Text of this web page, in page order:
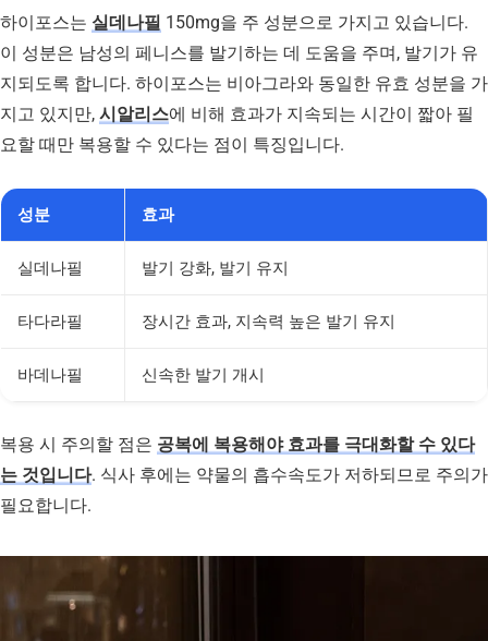
하이포스는 실데나필 150mg을 주 성분으로 가지고 있습니다.
이 성분은 남성의 페니스를 발기하는 데 도움을 주며, 발기가 유
지되도록 합니다. 하이포스는 비아그라와 동일한 유효 성분을 가
지고 있지만, 시알리스에 비해 효과가 지속되는 시간이 짧아 필
요할 때만 복용할 수 있다는 점이 특징입니다.
성분 효과
실데나필 발기 강화, 발기 유지
타다라필 장시간 효과, 지속력 높은 발기 유지
바데나필 신속한 발기 개시
복용 시 주의할 점은 공복에 복용해야 효과를 극대화할 수 있다
는 것입니다. 식사 후에는 약물의 흡수속도가 저하되므로 주의가
필요합니다.